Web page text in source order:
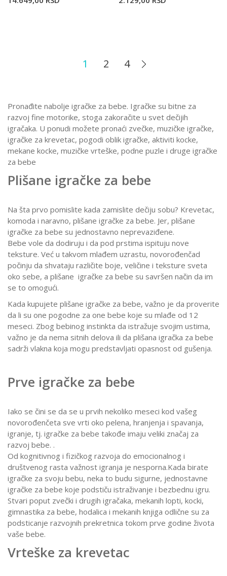
1 2 4
Pronađite nabolje igračke za bebe. Igračke su bitne za
razvoj fine motorike, stoga zakoračite u svet dečijih
igračaka. U ponudi možete pronaći zvečke, muzičke igračke,
igračke za krevetac, pogodi oblik igračke, aktiviti kocke,
mekane kocke, muzičke vrteške, podne puzle i druge igračke
za bebe
Plišane igračke za bebe
Na šta prvo pomislite kada zamislite dečiju sobu? Krevetac,
komoda i naravno, plišane igračke za bebe. Jer, plišane
igračke za bebe su jednostavno neprevaziđene.
Bebe vole da dodiruju i da pod prstima ispituju nove
teksture. Već u takvom mlađem uzrastu, novorođenčad
počinju da shvataju različite boje, veličine i teksture sveta
oko sebe, a plišane igračke za bebe su savršen način da im
se to omogući.
Kada kupujete plišane igračke za bebe, važno je da proverite
da li su one pogodne za one bebe koje su mlađe od 12
meseci. Zbog bebinog instinkta da istražuje svojim ustima,
važno je da nema sitnih delova ili da plišana igračka za bebe
sadrži vlakna koja mogu predstavljati opasnost od gušenja.
Prve igračke za bebe
Iako se čini se da se u prvih nekoliko meseci kod vašeg
novorođenčeta sve vrti oko pelena, hranjenja i spavanja,
igranje, tj. igračke za bebe takođe imaju veliki značaj za
razvoj bebe. .
Od kognitivnog i fizičkog razvoja do emocionalnog i
društvenog rasta važnost igranja je nesporna.Kada birate
igračke za svoju bebu, neka to budu sigurne, jednostavne
igračke za bebe koje podstiču istraživanje i bezbednu igru.
Stvari poput zvečki i drugih igračaka, mekanih lopti, kocki,
gimnastika za bebe, hodalica i mekanih knjiga odlične su za
podsticanje razvojnih prekretnica tokom prve godine života
vaše bebe.
Vrteške za krevetac